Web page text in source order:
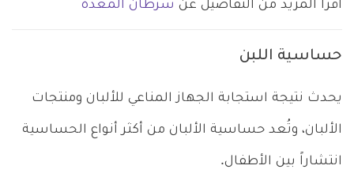
اقرأ المزيد من التفاصيل عن سرطان المعدة
حساسية اللبن
يحدث نتيجة استجابة الجهاز المناعي للألبان ومنتجات
الألبان، وتُعد حساسية الألبان من أكثر أنواع الحساسية
انتشاراً بين الأطفال.